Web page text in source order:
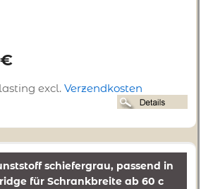
excl. Verzendkosten
schiefergrau, passend in
für Schrankbreite ab 60 c